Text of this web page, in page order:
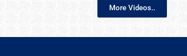
More Videos..